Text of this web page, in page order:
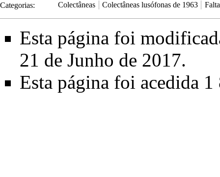
Categorias: Colectâneas Colectâneas lusófonas de 1963
Esta página foi
21 de Junho de 2017.
Esta página foi acedida 1